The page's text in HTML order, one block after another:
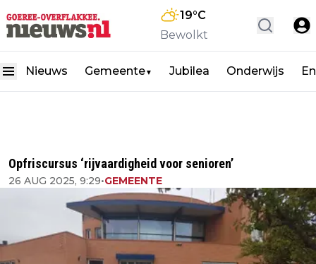
19°C
Bewolkt
Nieuws Gemeente▼ Jubilea Onderwijs
Opfriscursus ‘rijvaardigheid voor senioren’
26 AUG 2025, 9:29•GEMEENTE